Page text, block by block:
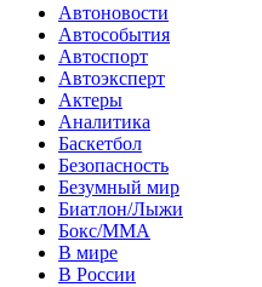
Автоновости
Автособытия
Автоспорт
Автоэксперт
Актеры
Аналитика
Баскетбол
Безопасность
Безумный мир
Биатлон/Лыжи
Бокс/MMA
В мире
В России